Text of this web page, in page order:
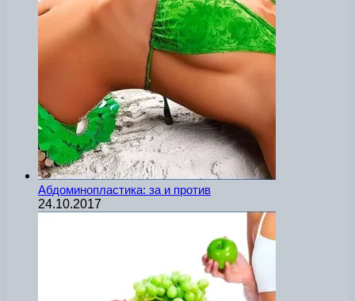
Абдоминопластика: за и против
24.10.2017